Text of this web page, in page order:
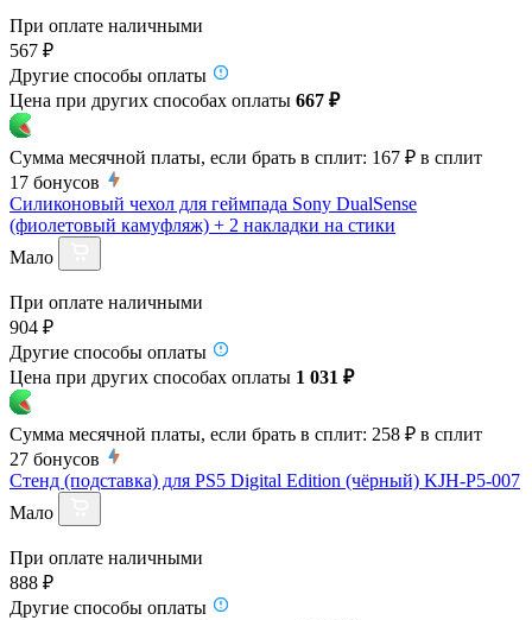
При оплате наличными
567 ₽
Другие способы оплаты
Цена при других способах оплаты 667 ₽
Сумма месячной платы, если брать в сплит: 167 ₽ в сплит
17 бонусов
Силиконовый чехол для геймпада Sony DualSense
(фиолетовый камуфляж) + 2 накладки на стики
Мало
При оплате наличными
904 ₽
Другие способы оплаты
Цена при других способах оплаты 1 031 ₽
Сумма месячной платы, если брать в сплит: 258 ₽ в сплит
27 бонусов
Стенд (подставка) для PS5 Digital Edition (чёрный) KJH-P5-007
Мало
При оплате наличными
888 ₽
Другие способы оплаты